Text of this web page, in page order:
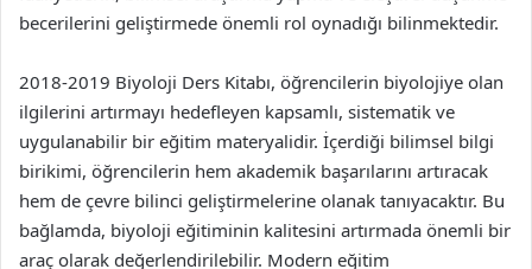
becerilerini geliştirmede önemli rol oynadığı bilinmektedir.
2018-2019 Biyoloji Ders Kitabı, öğrencilerin biyolojiye olan
ilgilerini artırmayı hedefleyen kapsamlı, sistematik ve
uygulanabilir bir eğitim materyalidir. İçerdiği bilimsel bilgi
birikimi, öğrencilerin hem akademik başarılarını artıracak
hem de çevre bilinci geliştirmelerine olanak tanıyacaktır. Bu
bağlamda, biyoloji eğitiminin kalitesini artırmada önemli bir
araç olarak değerlendirilebilir. Modern eğitim